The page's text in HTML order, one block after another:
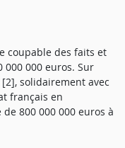
coupable des faits et
000 000 euros. Sur
solidairement avec
français en
800 000 000 euros à